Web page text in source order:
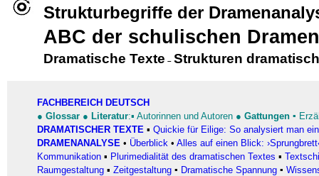
Strukturbegriffe der
ABC der schulischen
Dramatische Texte – Strukturen
FACHBEREICH DEUTSCH
● Glossar ● Literatur:▪ Autorinnen und Autoren ● Gattungen ▪
DRAMATISCHER TEXTE ▪ Quickie für Eilige: So analysiert man
DRAMENANALYSE • Überblick • Alles auf einen Blick:
Kommunikation ▪ Plurimedialität des dramatischen Textes ▪
Raumgestaltung ▪ Zeitgestaltung ▪ Dramatische Spannung ▪